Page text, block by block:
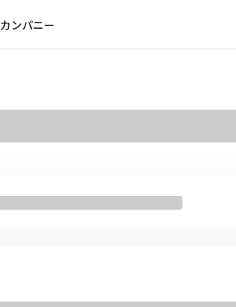
カンパニー